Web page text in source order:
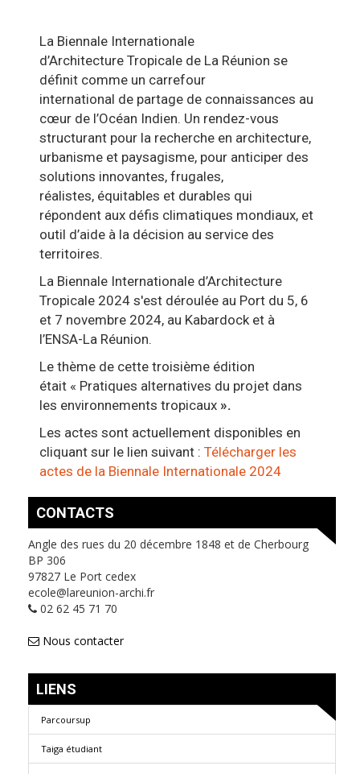
La Biennale Internationale
d’Architecture Tropicale de La Réunion se
définit comme un carrefour
international de partage de connaissances au
cœur de l’Océan Indien. Un rendez-vous
structurant pour la recherche en architecture,
urbanisme et paysagisme, pour anticiper des
solutions innovantes, frugales,
réalistes, équitables et durables qui
répondent aux défis climatiques mondiaux, et
outil d’aide à la décision au service des
territoires.
La Biennale Internationale d’Architecture
Tropicale 2024 s'est déroulée au Port du 5, 6
et 7 novembre 2024, au Kabardock et à
l’ENSA-La Réunion.
Le thème de cette troisième édition
était « Pratiques alternatives du projet dans
les environnements tropicaux ».
Les actes sont actuellement disponibles en
cliquant sur le lien suivant :Télécharger les
actes de la Biennale Internationale 2024
CONTACTS
Angle des rues du 20 décembre 1848 et de Cherbourg
BP 306
97827 Le Port cedex
ecole@lareunion-archi.fr
02 62 45 71 70
Nous contacter
LIENS
Parcoursup
Taiga étudiant